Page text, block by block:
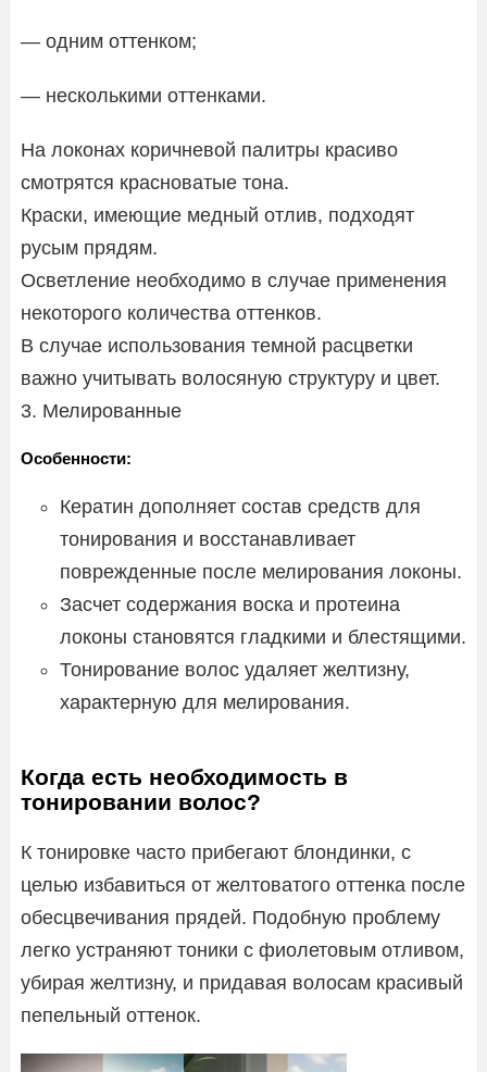
— одним оттенком;
— несколькими оттенками.
На локонах коричневой палитры красиво
смотрятся красноватые тона.
Краски, имеющие медный отлив, подходят
русым прядям.
Осветление необходимо в случае применения
некоторого количества оттенков.
В случае использования темной расцветки
важно учитывать волосяную структуру и цвет.
3. Мелированные
Особенности:
Кератин дополняет состав средств для
тонирования и восстанавливает
поврежденные после мелирования локоны.
Засчет содержания воска и протеина
локоны становятся гладкими и блестящими.
Тонирование волос удаляет желтизну,
характерную для мелирования.
Когда есть необходимость в
тонировании волос?
К тонировке часто прибегают блондинки, с
целью избавиться от желтоватого оттенка после
обесцвечивания прядей. Подобную проблему
легко устраняют тоники с фиолетовым отливом,
убирая желтизну, и придавая волосам красивый
пепельный оттенок.